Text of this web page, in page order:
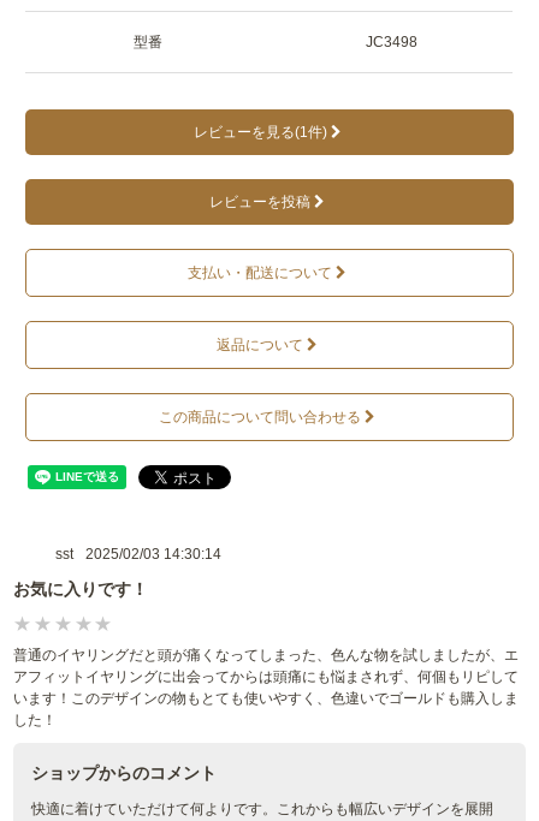
型番 JC3498
レビューを見る(1件)
レビューを投稿
支払い・配送について
返品について
この商品について問い合わせる
sst 2025/02/03 14:30:14
お気に入りです！
普通のイヤリングだと頭が痛くなってしまった、色んな物を試しましたが、エ
アフィットイヤリングに出会ってからは頭痛にも悩まされず、何個もリピして
います！このデザインの物もとても使いやすく、色違いでゴールドも購入しま
した！
ショップからのコメント
快適に着けていただけて何よりです。これからも幅広いデザインを展開